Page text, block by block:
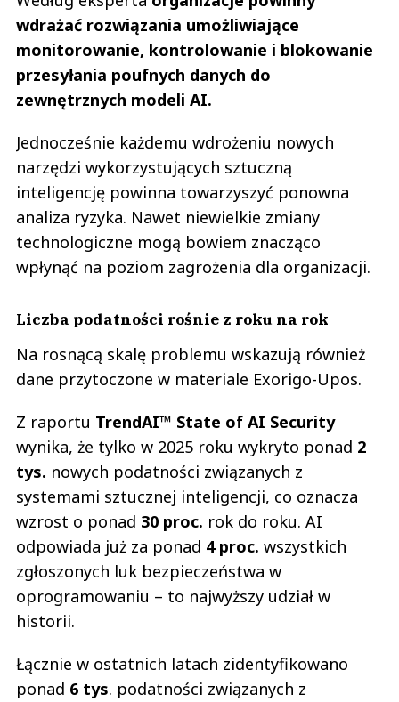
wdrażać rozwiązania umożliwiające
monitorowanie, kontrolowanie i blokowanie
przesyłania poufnych danych do
zewnętrznych modeli AI.
Jednocześnie każdemu wdrożeniu nowych
narzędzi wykorzystujących sztuczną
inteligencję powinna towarzyszyć ponowna
analiza ryzyka. Nawet niewielkie zmiany
technologiczne mogą bowiem znacząco
wpłynąć na poziom zagrożenia dla organizacji.
Liczba podatności rośnie z roku na rok
Na rosnącą skalę problemu wskazują również
dane przytoczone w materiale Exorigo-Upos.
Z raportu TrendAI™ State of AI Security
wynika, że tylko w 2025 roku wykryto ponad 2
tys. nowych podatności związanych z
systemami sztucznej inteligencji, co oznacza
wzrost o ponad 30 proc. rok do roku. AI
odpowiada już za ponad 4 proc. wszystkich
zgłoszonych luk bezpieczeństwa w
oprogramowaniu – to najwyższy udział w
historii.
Łącznie w ostatnich latach zidentyfikowano
ponad 6 tys. podatności związanych z